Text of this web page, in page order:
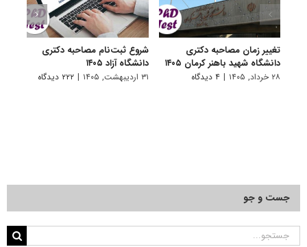
تغییر زمان مصاحبه دکتری
دانشگاه شهید باهنر کرمان ۱۴۰۵
۲۸ خرداد, ۱۴۰۵ | ۴ دیدگاه
شروع ثبت‌نام مصاحبه دکتری
دانشگاه آزاد ۱۴۰۵
۳۱ اردیبهشت, ۱۴۰۵ | ۲۲۲ دیدگاه
جست و جو
جستجو